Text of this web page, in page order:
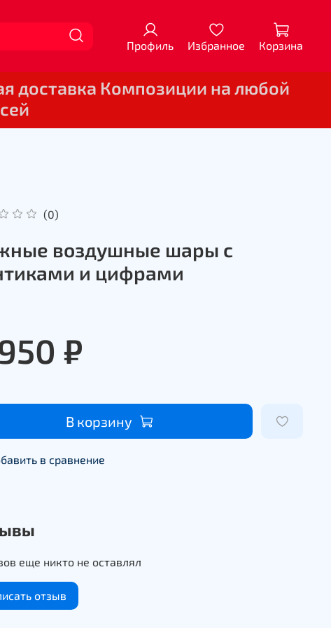
Профиль Избранное Корзина
доставка Композиции на любой
(0)
воздушные шары с
и цифрами
₽
В корзину
в сравнение
еще никто не оставлял
отзыв